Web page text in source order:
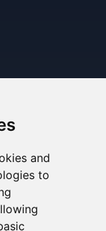
and
to